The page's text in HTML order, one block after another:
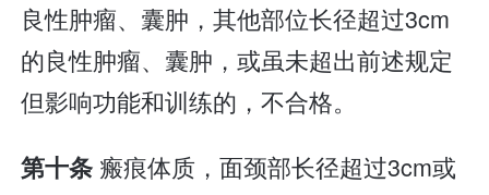
良性肿瘤、囊肿，其他部位长径超过3cm
的良性肿瘤、囊肿，或虽未超出前述规定
但影响功能和训练的，不合格。
第十条 瘢痕体质，面颈部长径超过3cm或